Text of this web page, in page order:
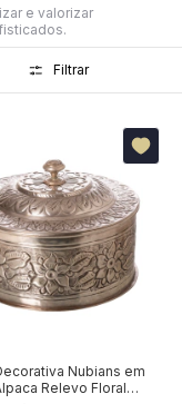
e valorizar
Filtrar
Nubians em
Relevo Floral